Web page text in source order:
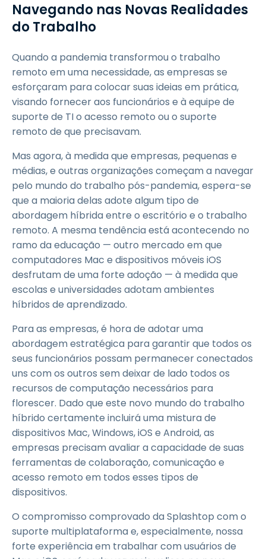
Navegando nas Novas Realidades
do Trabalho
Quando a pandemia transformou o trabalho
remoto em uma necessidade, as empresas se
esforçaram para colocar suas ideias em prática,
visando fornecer aos funcionários e à equipe de
suporte de TI o acesso remoto ou o suporte
remoto de que precisavam.
Mas agora, à medida que empresas, pequenas e
médias, e outras organizações começam a navegar
pelo mundo do trabalho pós-pandemia, espera-se
que a maioria delas adote algum tipo de
abordagem híbrida entre o escritório e o trabalho
remoto. A mesma tendência está acontecendo no
ramo da educação — outro mercado em que
computadores Mac e dispositivos móveis iOS
desfrutam de uma forte adoção — à medida que
escolas e universidades adotam ambientes
híbridos de aprendizado.
Para as empresas, é hora de adotar uma
abordagem estratégica para garantir que todos os
seus funcionários possam permanecer conectados
uns com os outros sem deixar de lado todos os
recursos de computação necessários para
florescer. Dado que este novo mundo do trabalho
híbrido certamente incluirá uma mistura de
dispositivos Mac, Windows, iOS e Android, as
empresas precisam avaliar a capacidade de suas
ferramentas de colaboração, comunicação e
acesso remoto em todos esses tipos de
dispositivos.
O compromisso comprovado da Splashtop com o
suporte multiplataforma e, especialmente, nossa
forte experiência em trabalhar com usuários de